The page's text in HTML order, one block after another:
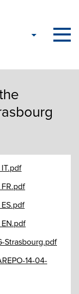
Strasbourg.pdf
14-04-